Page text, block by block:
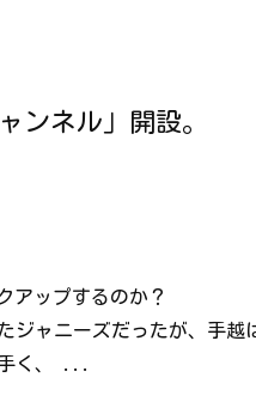
ンネル」開設。
アップするのか？
ジャニーズだったが、手
く、 ...